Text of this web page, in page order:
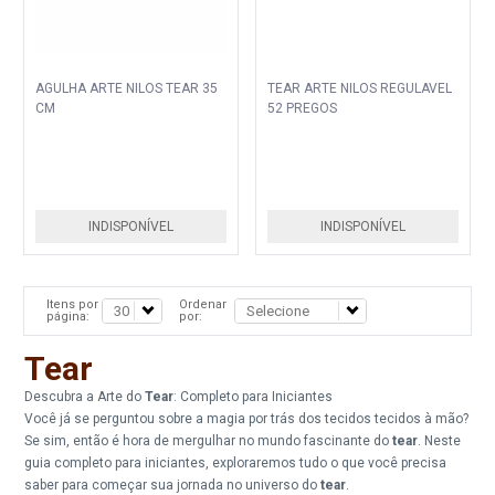
AGULHA ARTE NILOS TEAR 35
CM
INDISPONÍVEL
TEAR ARTE NILOS REGULAVEL
52 PREGOS
INDISPONÍVEL
Itens por
página:
Ordenar
por:
Tear
Descubra a Arte doTear: Completo para Iniciantes
Você já se perguntou sobre a magia por trás dos tecidos tecidos à mão?
Se sim, então é hora de mergulhar no mundo fascinante dotear . Neste
guia completo para iniciantes, exploraremos tudo o que você precisa
saber para começar sua jornada no universo dotear